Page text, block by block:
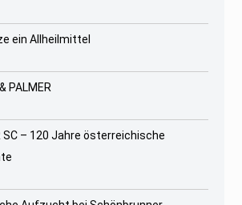
ein Allheilmittel
PALMER
SC – 120 Jahre österreichische